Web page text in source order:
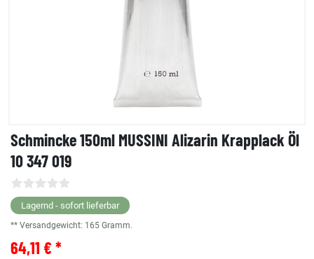
Schmincke 150ml MUSSINI Alizarin Krapplack Öl
10 347 019
Lagernd - sofort lieferbar
** Versandgewicht: 165 Gramm.
64,11 € *